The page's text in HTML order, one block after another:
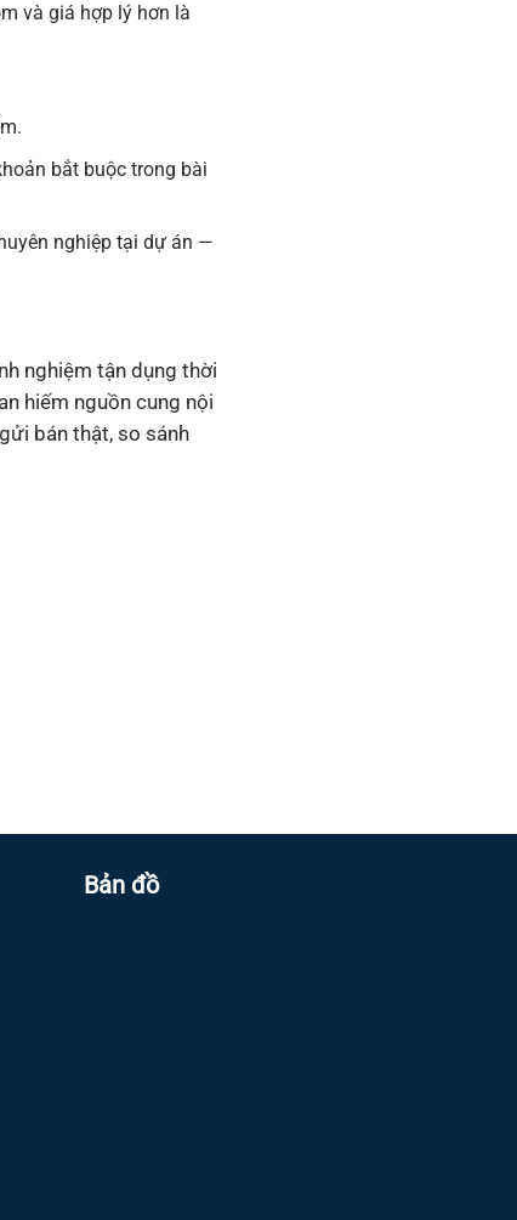
và giá hợp lý hơn là
bắt buộc trong bài
nghiệp tại dự án —
nghiệm tận dụng thời
hiếm nguồn cung nội
bán thật, so sánh
Bản đồ